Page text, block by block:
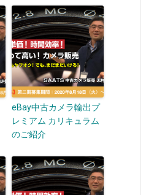
eBay中古カメラ輸出プ
レミアム カリキュラム
のご紹介